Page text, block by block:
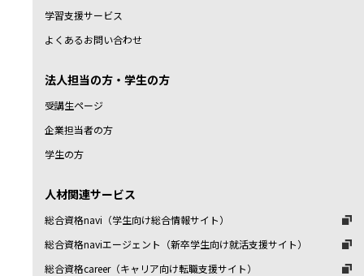
学習支援サービス
よくあるお問い合わせ
法人担当の方・学生の方
受講生ページ
企業担当者の方
学生の方
人材関連サービス
総合資格navi（学生向け総合情報サイト）
総合資格naviエージェント（新卒学生向け就活支援サイト）
総合資格career（キャリア向け転職支援サイト）